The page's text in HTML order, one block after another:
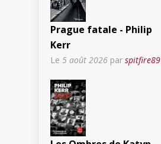
Prague fatale - Philip
Kerr
Le 5 août 2026 par spitfire89